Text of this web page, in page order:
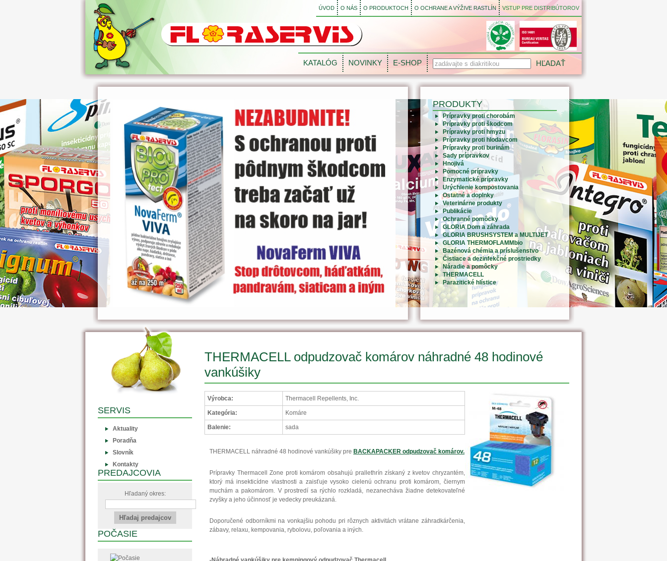
ÚVOD O NÁS O PRODUKTOCH O OCHRANE A VÝŽIVE RASTLÍN VSTUP PRE DISTRIBÚTOROV
KATALÓG NOVINKY E-SHOP
PRODUKTY
Prípravky proti chorobám
Prípravky proti škodcom
Prípravky proti hmyzu
Prípravky proti hlodavcom
Prípravky proti burinám
Sady prípravkov
Hnojivá
Pomocné prípravky
Enzymatické prípravky
Urýchlenie kompostovania
Ostatné a doplnky
Veterinárne produkty
Publikácie
Ochranné pomôcky
GLORIA Dom a záhrada
GLORIA BRUSHSYSTEM a MULTIJET
GLORIA THERMOFLAMMbio
Bazénová chémia a príslušenstvo
Čistiace a dezinfekčné prostriedky
Náradie a pomôcky
THERMACELL
Parazitické hlístice
THERMACELL odpudzovač komárov náhradné 48 hodinové
vankúšiky
Výrobca: Thermacell Repellents, Inc.
Kategória: Komáre
Balenie: sada
THERMACELL náhradné 48 hodinové vankúšiky pre BACKAPACKER odpudzovač komárov.
Prípravky Thermacell Zone proti komárom obsahujú prallethrín získaný z kvetov chryzantém,
ktorý má insekticídne vlastnosti a zaisťuje vysoko cielenú ochranu proti komárom, čiernym
muchám a pakomárom. V prostredí sa rýchlo rozkladá, nezanecháva žiadne detekovateľné
zvyšky a jeho účinnosť je vedecky preukázaná.
Doporučené odborníkmi na vonkajšiu pohodu pri rôznych aktivitách vrátane záhradkárčenia,
zábavy, relaxu, kempovania, rybolovu, poľovania a iných.
SERVIS
Aktuality
Poradňa
Slovník
Kontakty
PREDAJCOVIA
Hľadaný okres:
POČASIE